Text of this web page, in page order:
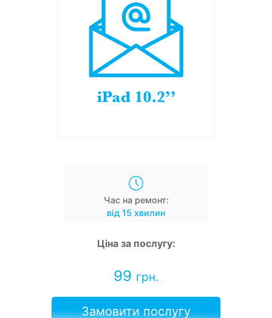
Час на ремонт:
від 15 хвилин
Ціна за послугу:
99 грн.
Замовити послугу